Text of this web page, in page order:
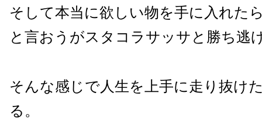
そして本当に欲しい物を手に入れた
と言おうがスタコラサッサと勝ち逃
そんな感じで人生を上手に走り抜け
る。